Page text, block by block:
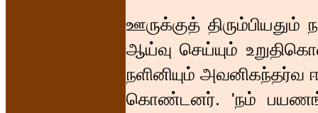
ஊருக்குத் திரும்பியதும்
ஆய்வு செய்யும்
நளினியும் அவனிகந்தர்வ
கொண்டனர். 'நம்